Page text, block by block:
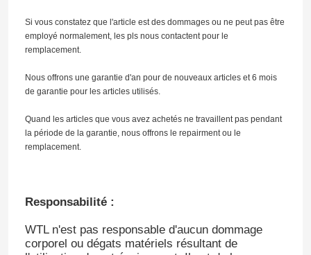
Si vous constatez que l'article est des dommages ou ne peut pas être
employé normalement, les pls nous contactent pour le
remplacement.
Nous offrons une garantie d'an pour de nouveaux articles et 6 mois
de garantie pour les articles utilisés.
Quand les articles que vous avez achetés ne travaillent pas pendant
la période de la garantie, nous offrons le repairment ou le
remplacement.
Responsabilité :
WTL n'est pas responsable d'aucun dommage
corporel ou dégats matériels résultant de